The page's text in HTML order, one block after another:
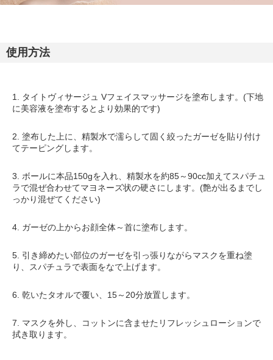
使用方法
1. タイトヴィサージュ Vフェイスマッサージを塗布します。(下地
に美容液を塗布するとより効果的です)
2. 塗布した上に、精製水で濡らして固く絞ったガーゼを貼り付け
てテーピングします。
3. ボールに本品150gを入れ、精製水を約85～90cc加えてスパチュ
ラで混ぜ合わせてマヨネーズ状の硬さにします。(艶が出るまでし
っかり混ぜてください)
4. ガーゼの上からお顔全体～首に塗布します。
5. 引き締めたい部位のガーゼを引っ張りながらマスクを重ね塗
り、スパチュラで表面をなで上げます。
6. 乾いたタオルで覆い、15～20分放置します。
7. マスクを外し、コットンに含ませた リフレッシュローションで
拭き取ります。